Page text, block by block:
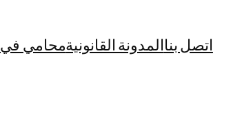
اتصل بناالمدونة القانونيةمحامي